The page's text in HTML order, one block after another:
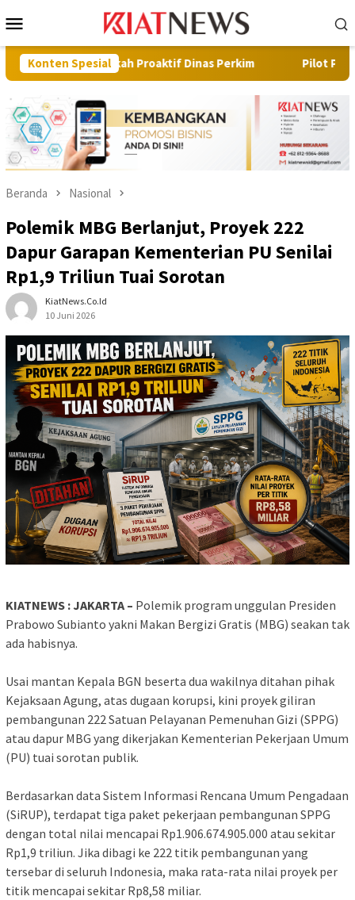
ke
Mobile
Konten Spesial
Proaktif Dinas Perkim Pilot Project, Kementerian
Beranda Nasional
Polemik MBG Berlanjut, Proyek 222
Dapur Garapan Kementerian PU Senilai
Rp1,9 Triliun Tuai Sorotan
KiatNews.co.id
10 Juni 2026
KIATNEWS : JAKARTA – Polemik program unggulan Presiden
Prabowo Subianto yakni Makan Bergizi Gratis (MBG) seakan tak
ada habisnya.
‎Usai mantan Kepala BGN beserta dua wakilnya ditahan pihak
Kejaksaan Agung, atas dugaan korupsi, kini proyek giliran
pembangunan 222 Satuan Pelayanan Pemenuhan Gizi (SPPG)
atau dapur MBG yang dikerjakan Kementerian Pekerjaan Umum
(PU) tuai sorotan publik.
‎Berdasarkan data Sistem Informasi Rencana Umum Pengadaan
(SiRUP), terdapat tiga paket pekerjaan pembangunan SPPG
dengan total nilai mencapai Rp1.906.674.905.000 atau sekitar
Rp1,9 triliun. Jika dibagi ke 222 titik pembangunan yang
tersebar di seluruh Indonesia, maka rata-rata nilai proyek per
titik mencapai sekitar Rp8,58 miliar.